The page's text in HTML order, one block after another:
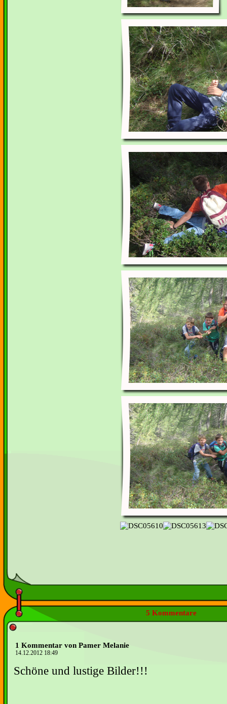
5 Kommentare
1 Kommentar von Pamer Melanie
14.12.2012 18:49
Schöne und lustige Bilder!!!